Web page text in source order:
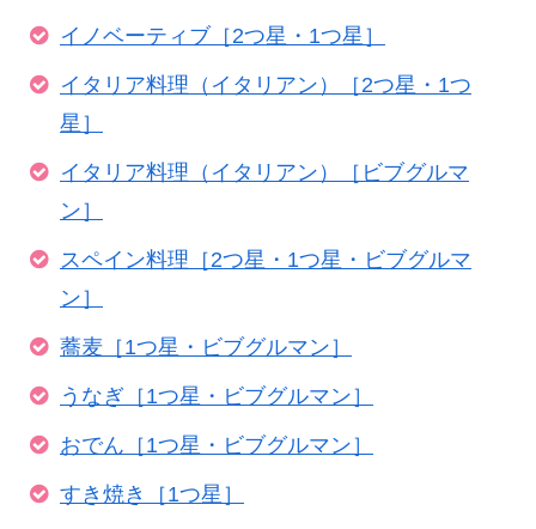
イノベーティブ［2つ星・1つ星］
イタリア料理（イタリアン）［2つ星・1つ
星］
イタリア料理（イタリアン）［ビブグルマ
ン］
スペイン料理［2つ星・1つ星・ビブグルマ
ン］
蕎麦［1つ星・ビブグルマン］
うなぎ［1つ星・ビブグルマン］
おでん［1つ星・ビブグルマン］
すき焼き［1つ星］